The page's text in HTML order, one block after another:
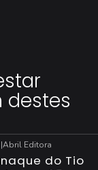
destes
|Abril Editora
do Tio